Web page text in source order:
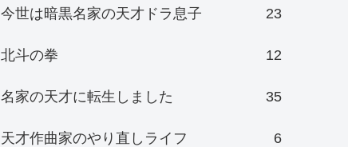
今世は暗黒名家の天才ドラ息子 23
北斗の拳 12
名家の天才に転生しました 35
天才作曲家のやり直しライフ 6